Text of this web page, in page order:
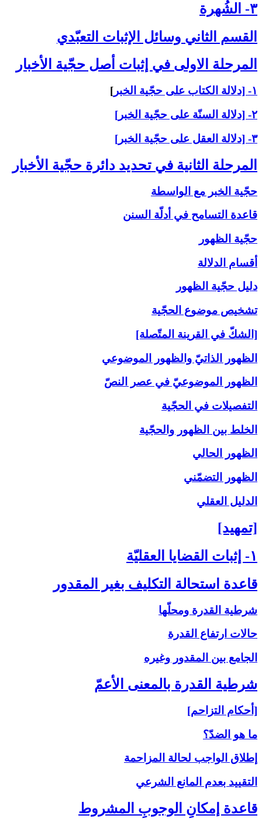
۳- الشُهرة
القسم الثاني ‏وسائل الإثبات التعبّدي‏
المرحلة الاولى ‏في إثبات أصل حجّية الأخبار
۱- [دلالة الكتاب على حجّية الخبر
]
۲- [دلالة السنّة على حجّية الخبر]
۳- [دلالة العقل على حجّية الخبر]
المرحلة الثانية في تحديد دائرة حجّية الأخبار
حجّية الخبر مع الواسطة
قاعدة التسامح في أدلّة السنن
حجّية الظهور
أقسام الدلالة
دليل حجّية الظهور
تشخيص موضوع الحجّية
[الشكّ في القرينة المتّصلة]
الظهور الذاتيّ والظهور الموضوعي
الظهور الموضوعيّ في عصر النصّ
التفصيلات في الحجّية
الخلط بين الظهور والحجّية
الظهور الحالي
الظهور التضمّني
الدليل العقلي
[تمهيد]
۱- إثبات القضايا العقليّة
قاعدة استحالة التكليف بغير المقدور
شرطية القدرة ومحلّها
حالات ارتفاع القدرة
الجامع بين المقدور وغيره
شرطية القدرة بالمعنى‏ الأعمّ‏
[أحكام التزاحم]
ما هو الضدّ؟
إطلاق الواجب لحالة المزاحمة
التقييد بعدم المانع الشرعي
قاعدة إمكانِ الوجوبِ المشروط